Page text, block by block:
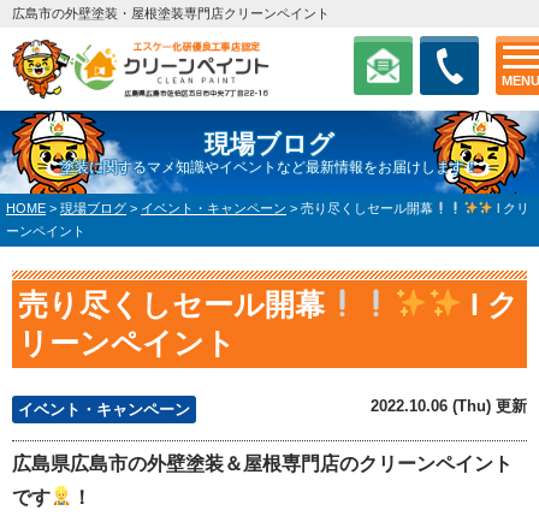
MENU
広島市の外壁塗装・屋根塗装専門店クリーンペイント
現場ブログ
塗装に関するマメ知識やイベントなど最新情報をお届けします！
HOME > 現場ブログ > イベント・キャンペーン > 売り尽くしセール開幕
l クリ
ーンペイント
売り尽くしセール開幕
l ク
リーンペイント
イベント・キャンペーン 2022.10.06 (Thu) 更新
広島県広島市の外壁塗装＆屋根専門店のクリーンペイント
です
！